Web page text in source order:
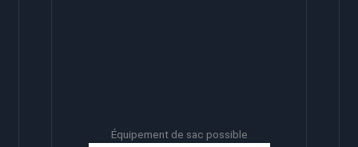
Équipement de sac possible